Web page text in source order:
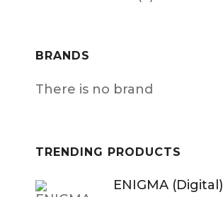
BRANDS
There is no brand
TRENDING PRODUCTS
ENIGMA (Digital)